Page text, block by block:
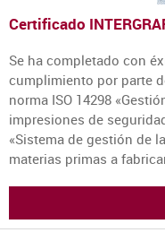
Certificado
Se ha completado con
cumplimiento por parte
norma ISO 14298
impresiones de
«Sistema de gestión de
materias primas a